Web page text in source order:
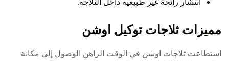
مميزات ثلاجات توكيل اوشن
استطاعت ثلاجات اوشن في الوقت الراهن الوصول إلى مكانة